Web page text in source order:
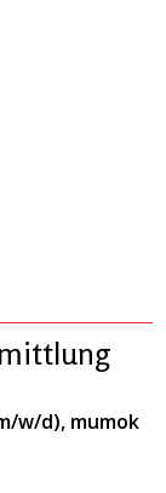
w/d), mumok